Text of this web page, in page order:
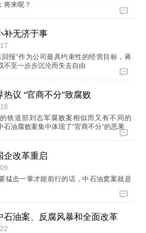
将来呢？
补无济于事
报”作为公司最具约束性的经营目标，蒋
不至一步步沉沦而失去自由
议 “官商不分”致腐败
铁道部刘志军腐败案相似而又有不同的
石油腐败案集中体现了“官商不分”的恶果
企改革重启
猛击一掌才能前行的话，中石油窝案就是
石油案、反腐风暴和全面改革